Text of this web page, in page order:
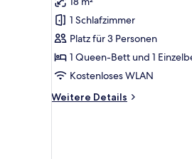
oder
-
Zweibettzimmer
(2
Adults
+
1 Schlafzimmer
Platz für 3 Personen
1 Queen-Bett und 1
Kostenloses WLAN
Weitere Details
Weitere